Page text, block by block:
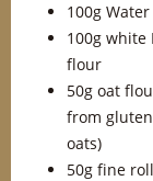
100g Water
100g white
flour
50g oat
from
oats)
50g fine